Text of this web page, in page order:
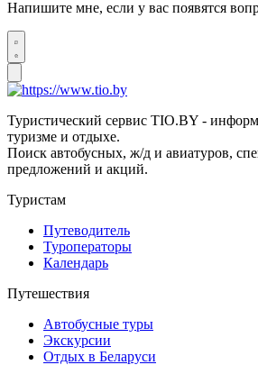
Напишите мне, если у вас появятся
Туристический сервис TIO.BY -
туризме и отдыхе.
Поиск автобусных, ж/д и авиатуров,
предложений и акций.
Туристам
Путеводитель
Туроператоры
Календарь
Путешествия
Автобусные туры
Экскурсии
Отдых в Беларуси